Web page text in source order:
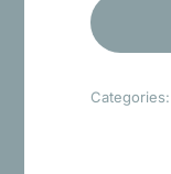
Categories: